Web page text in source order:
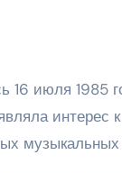
16 июля 1985
интерес